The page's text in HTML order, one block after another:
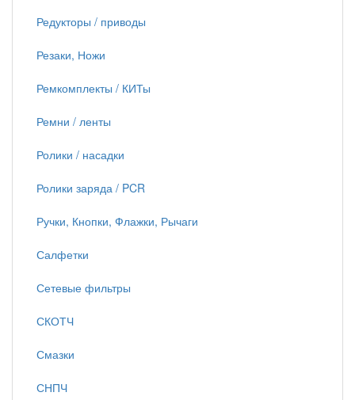
Редукторы / приводы
Резаки, Ножи
Ремкомплекты / КИТы
Ремни / ленты
Ролики / насадки
Ролики заряда / PCR
Ручки, Кнопки, Флажки, Рычаги
Салфетки
Сетевые фильтры
СКОТЧ
Смазки
СНПЧ